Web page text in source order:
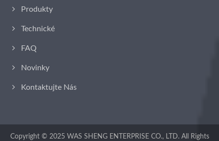
Produkty
Technické
FAQ
Novinky
Kontaktujte Nás
Copyright © 2025 WAS SHENG ENTERPRISE CO., LTD.All Rights